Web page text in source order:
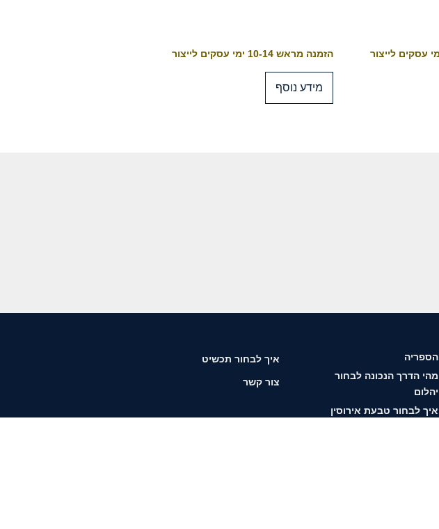
הזמנה מראש 10-14 ימי עסקים לייצור
מידע נוסף
הספריה
מהי הדרך הנכונה לבחור
יהלום
איך לבחור טבעת אירוסין
איך לבחור תכשיט
צור קשר